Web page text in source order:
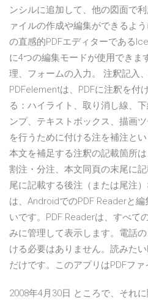
ンシルに追加して、他の図面で
ァイルの作成や編集ができるよ
の直感的PDFエディターである
に4つの編集モードが使用できま
理、フォームの入力。 注釈記入
PDFelementは、PDFに注釈を付
る：ハイライト、取り消し線、
ンプ、テキストボックス、描画
を行うために付ける注を補注と
本文を補足する注釈の記載箇所
割注・分注、本文同頁の末尾に
尾に記載する後注（または尾注
は、AndroidでのPDF Readerと
いです。PDF Readerは、すべて
みに管理して表示します。電話
ける必要はありません。読みた
だけです。このアプリはPDFフ
2008年4月30日 ところで、それ